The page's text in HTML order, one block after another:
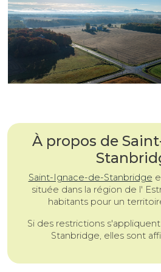
À propos de
Saint-Ignace-de-Stanbridge
située dans la région de l'
habitants pour un
Si des restrictions
Stanbridge, elles sont